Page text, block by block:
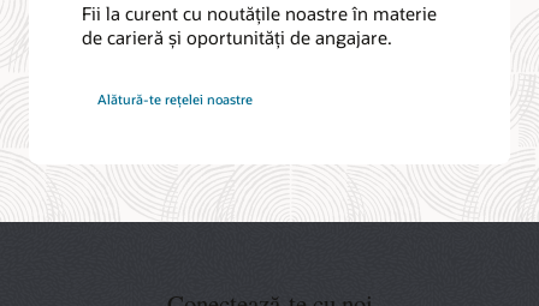
Fii la curent cu noutățile noastre în materie
de carieră și oportunități de angajare.
Alătură-te rețelei noastre
Oracle